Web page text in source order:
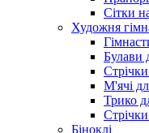
Сітки
Художня
Булави
М'ячі
Трико
Біноклі